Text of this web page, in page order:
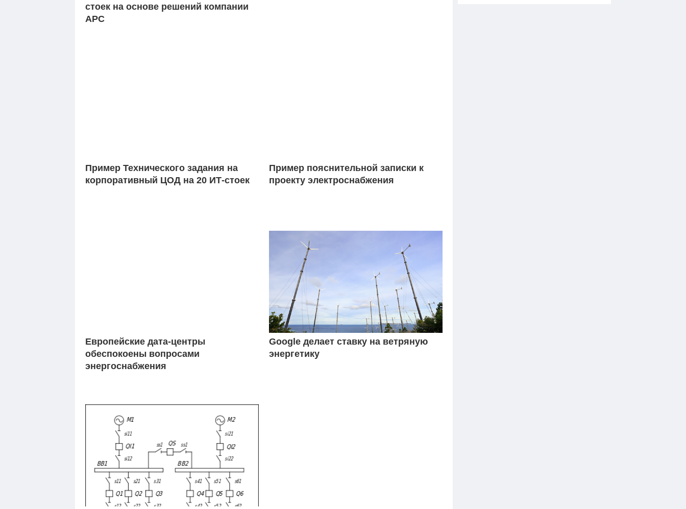
стоек на основе решений компании
APC
Пример Технического задания на
корпоративный ЦОД на 20 ИТ-стоек
Пример пояснительной записки к
проекту электроснабжения
Европейские дата-центры
обеспокоены вопросами
энергоснабжения
Google делает ставку на ветряную
энергетику